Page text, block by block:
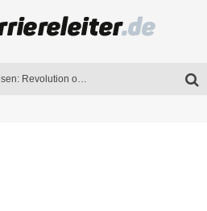
KI im Bildungswesen: Revolution oder Risiko für Schulen und Universitäten?